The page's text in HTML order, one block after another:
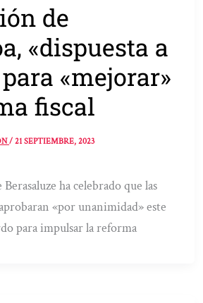
de
«dispuesta a
«mejorar»
fiscal
/21 SEPTIEMBRE, 2023
ha celebrado que las
«por unanimidad» este
para impulsar la reforma